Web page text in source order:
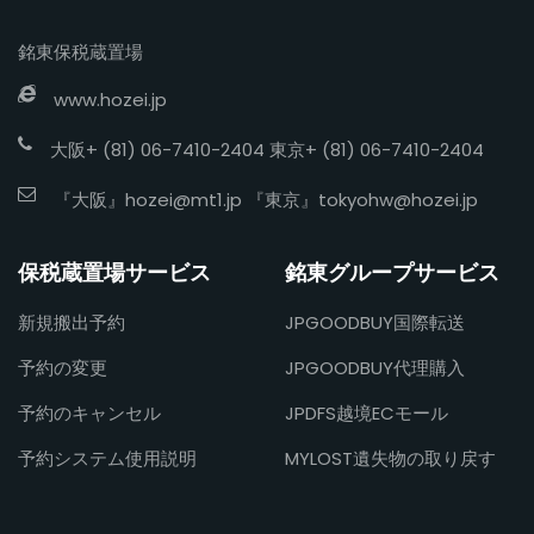
銘東保税蔵置場
www.hozei.jp
大阪+ (81) 06-7410-2404 東京+ (81) 06-7410-2404
『大阪』 hozei@mt1.jp 『東京』 tokyohw@hozei.jp
保税蔵置場サービス
新規搬出予約
予約の変更
予約のキャンセル
予約システム使用説明
銘東グループサービス
JPGOODBUY国際転送
JPGOODBUY代理購入
JPDFS越境ECモール
MYLOST遺失物の取り戻す